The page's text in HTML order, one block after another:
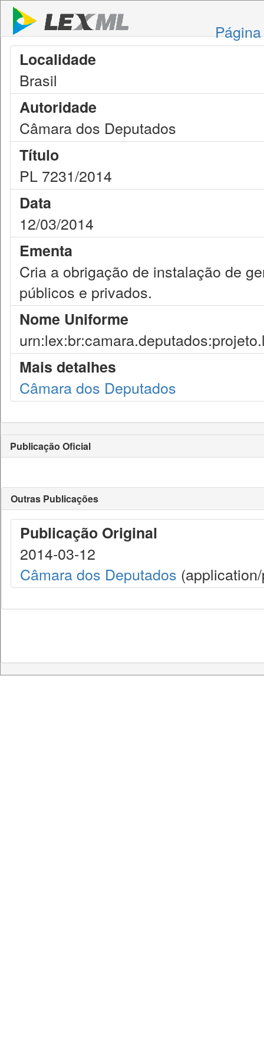
Localidade
Brasil
Autoridade
Câmara dos Deputados
Título
PL 7231/2014
Data
12/03/2014
Ementa
Cria a obrigação de instalação de
públicos e privados.
Nome Uniforme
Mais detalhes
Câmara dos Deputados
Publicação Oficial
Outras Publicações
Publicação Original
2014-03-12
Câmara dos Deputados